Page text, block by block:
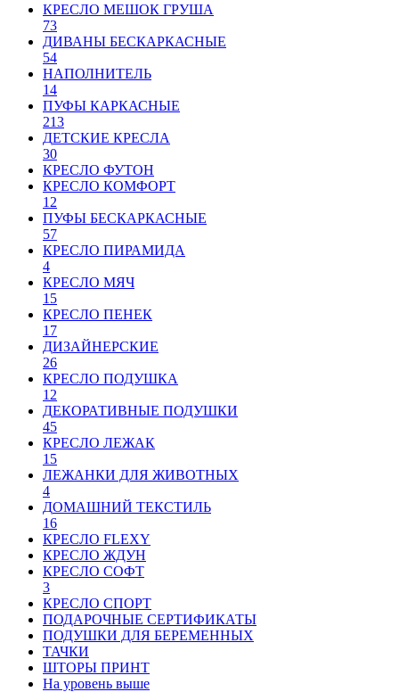
КРЕСЛО МЕШОК ГРУША
73
ДИВАНЫ БЕСКАРКАСНЫЕ
54
НАПОЛНИТЕЛЬ
14
ПУФЫ КАРКАСНЫЕ
213
ДЕТСКИЕ КРЕСЛА
30
КРЕСЛО ФУТОН
КРЕСЛО КОМФОРТ
12
ПУФЫ БЕСКАРКАСНЫЕ
57
КРЕСЛО ПИРАМИДА
4
КРЕСЛО МЯЧ
15
КРЕСЛО ПЕНЕК
17
ДИЗАЙНЕРСКИЕ
26
КРЕСЛО ПОДУШКА
12
ДЕКОРАТИВНЫЕ ПОДУШКИ
45
КРЕСЛО ЛЕЖАК
15
ЛЕЖАНКИ ДЛЯ ЖИВОТНЫХ
4
ДОМАШНИЙ ТЕКСТИЛЬ
16
КРЕСЛО FLEXY
КРЕСЛО ЖДУН
КРЕСЛО СОФТ
3
КРЕСЛО СПОРТ
ПОДАРОЧНЫЕ СЕРТИФИКАТЫ
ПОДУШКИ ДЛЯ БЕРЕМЕННЫХ
ТАЧКИ
ШТОРЫ ПРИНТ
На уровень выше